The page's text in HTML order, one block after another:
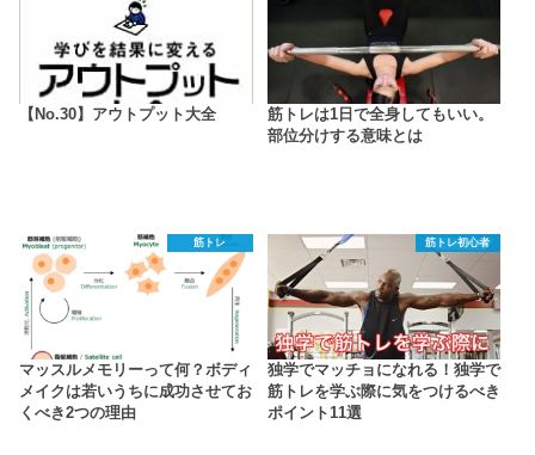
【No.30】アウトプット大全
筋トレは1日で全身してもいい。
部位分けする意味とは
筋トレ
マッスルメモリーって何？ボディ
メイクは若いうちに成功させてお
くべき2つの理由
筋トレ初心者
独学でマッチョになれる！独学で
筋トレを学ぶ際に気をつけるべき
ポイント11選